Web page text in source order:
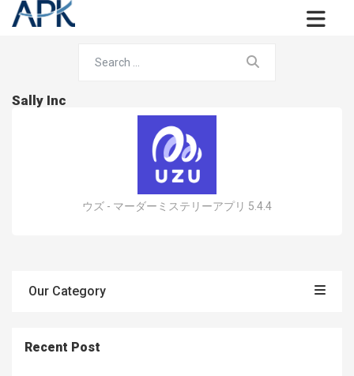
Sally Inc
ウズ - マーダーミステリーアプリ 5.4.4
Our Category
Recent Post